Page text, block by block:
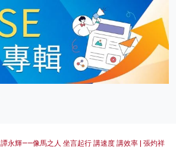
譚永輝——像馬之人 坐言起行 講速度 講效率 | 張灼祥